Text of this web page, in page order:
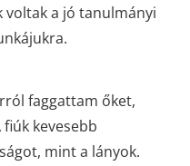
voltak a jó tanulmányi
faggattam őket,
kevesebb
mint a lányok.